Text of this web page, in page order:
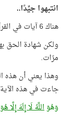
انتبهوا جيِّدًا..
هناك 6 آيات في القرآن تبدأ بشهادة الحق (اللَّهُ لَا إِلَهَ إِلَّا هُوَ)..
مرّات.
وهذا يعني أن هذه
جاءت في هذه
وَهُوَاللَّهُ لَا إِلَهَ إِلَّا هُوَ